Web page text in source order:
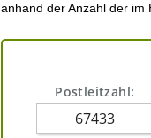
anhand der Anzahl der im
Postleitzahl: